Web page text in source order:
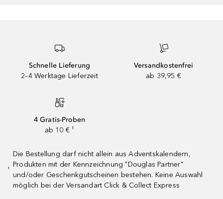
Schnelle Lieferung
2–4 Werktage Lieferzeit
Versandkostenfrei
ab 39,95 €
4 Gratis-Proben
ab 10 € ¹
¹
Die Bestellung darf nicht allein aus Adventskalendern,
Produkten mit der Kennzeichnung "Douglas Partner"
und/oder Geschenkgutscheinen bestehen. Keine Auswahl
möglich bei der Versandart Click & Collect Express